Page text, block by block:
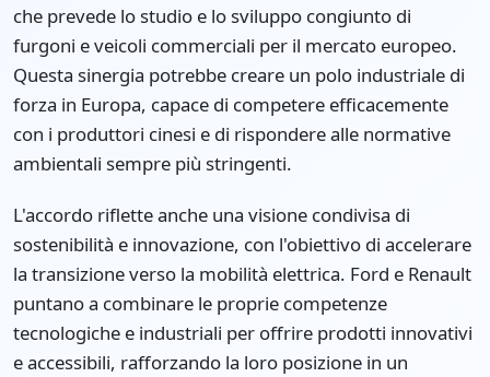
che prevede lo studio e lo sviluppo congiunto di
furgoni e veicoli commerciali per il mercato europeo.
Questa sinergia potrebbe creare un polo industriale di
forza in Europa, capace di competere efficacemente
con i produttori cinesi e di rispondere alle normative
ambientali sempre più stringenti.
L'accordo riflette anche una visione condivisa di
sostenibilità e innovazione, con l'obiettivo di accelerare
la transizione verso la mobilità elettrica. Ford e Renault
puntano a combinare le proprie competenze
tecnologiche e industriali per offrire prodotti innovativi
e accessibili, rafforzando la loro posizione in un